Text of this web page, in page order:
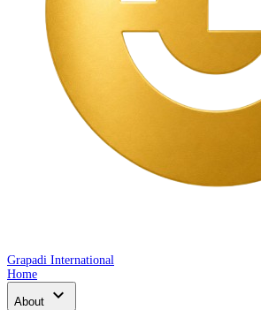
Grapadi International
Home
About expand_more